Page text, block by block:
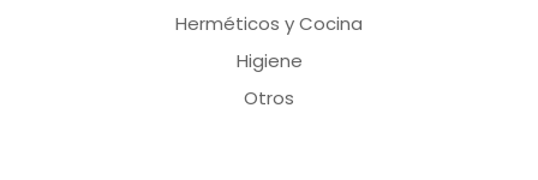
Herméticos y Cocina
Higiene
Otros